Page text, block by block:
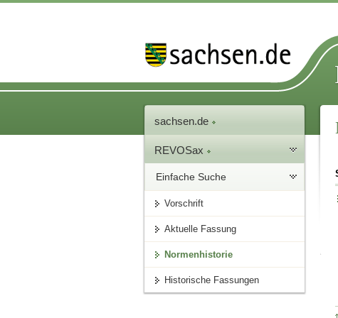
sachsen.de
REVOSax
Einfache Suche
Vorschrift
Aktuelle Fassung
Normenhistorie
Historische Fassungen